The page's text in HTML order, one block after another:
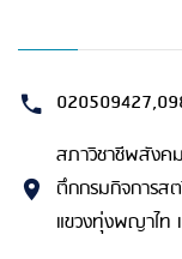
สภาวิชาชีพสังค
ตึกกรมกิจการส
แขวงทุ่งพญาไท